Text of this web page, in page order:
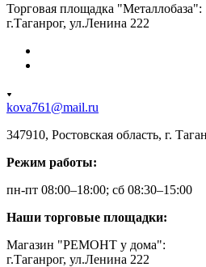
Торговая площадка "Металлобаза":
г.Таганрог, ул.Ленина 222
kova761@mail.ru
347910, Ростовская область, г.
Режим работы:
пн-пт 08:00–18:00; сб 08:30–15:00
Наши торговые площадки:
Магазин "РЕМОНТ у дома":
г.Таганрог, ул.Ленина 222